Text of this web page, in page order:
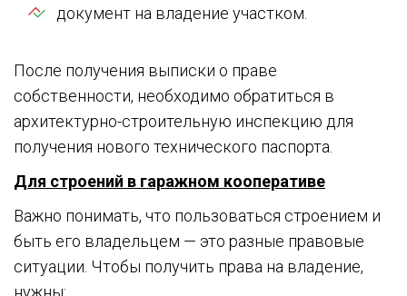
документ на владение участком.
После получения выписки о праве
собственности, необходимо обратиться в
архитектурно-строительную инспекцию для
получения нового технического паспорта.
Для строений в гаражном кооперативе
Важно понимать, что пользоваться строением и
быть его владельцем — это разные правовые
ситуации. Чтобы получить права на владение,
нужны: